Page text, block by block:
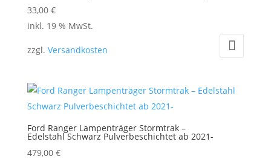
33,00 €
inkl. 19 % MwSt.
zzgl. Versandkosten
Ford Ranger Lampenträger Stormtrak –
Edelstahl Schwarz Pulverbeschichtet ab 2021-
479,00 €